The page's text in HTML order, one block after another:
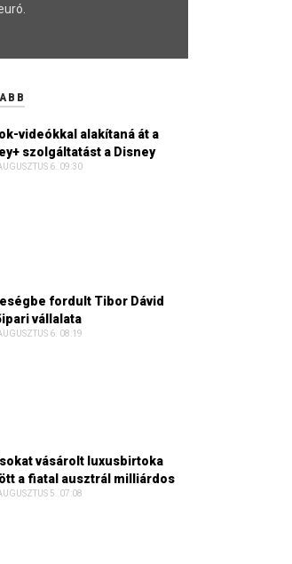
videókkal alakítaná át a
szolgáltatást a Disney
6. 09:30
fordult Tibor Dávid
vállalata
6. 08:19
vásárolt luxusbirtoka
a fiatal ausztrál milliárdos
5. 07:08